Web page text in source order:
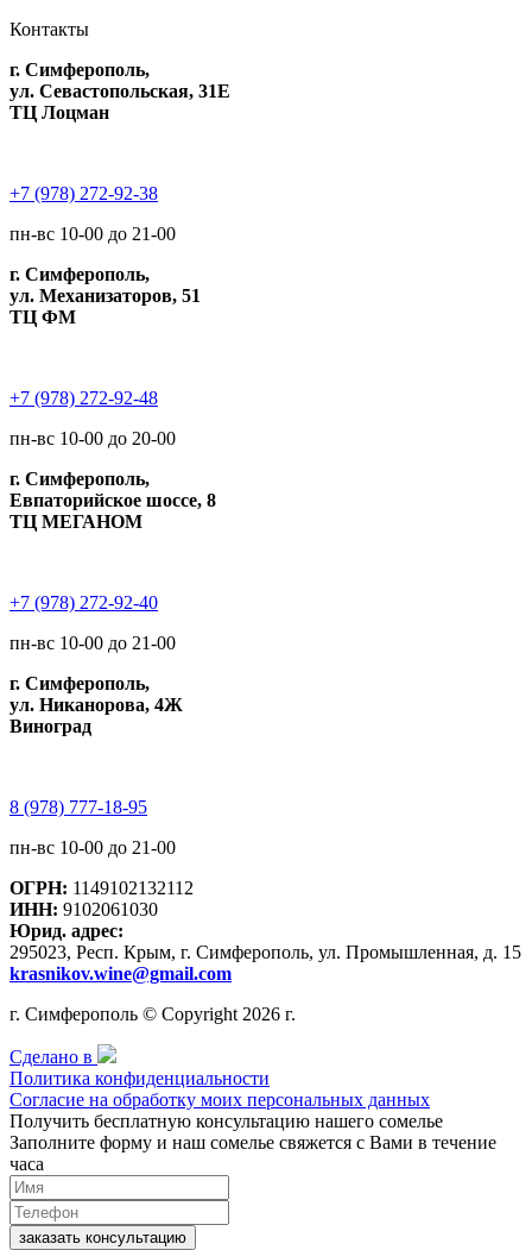
Контакты
г. Симферополь,
ул. Севастопольская, 31Е
ТЦ Лоцман
+7 (978) 272-92-38
пн-вс 10-00 до 21-00
г. Симферополь,
ул. Механизаторов, 51
ТЦ ФМ
+7 (978) 272-92-48
пн-вс 10-00 до 20-00
г. Симферополь,
Евпаторийское шоссе, 8
ТЦ МЕГАНОМ
+7 (978) 272-92-40
пн-вс 10-00 до 21-00
г. Симферополь,
ул. Никанорова, 4Ж
Виноград
8 (978) 777-18-95
пн-вс 10-00 до 21-00
ОГРН: 1149102132112
ИНН: 9102061030
Юрид. адрес:
295023, Респ. Крым, г. Симферополь, ул. Промышленная, д. 15
krasnikov.wine@gmail.com
г. Симферополь © Copyright 2026 г.
Сделано в
Политика конфиденциальности
Согласие на обработку моих персональных данных
Получить бесплатную консультацию нашего сомелье
Заполните форму и наш сомелье свяжется с Вами в течение
часа
заказать консультацию